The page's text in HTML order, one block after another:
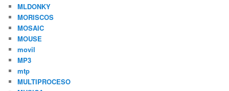
MLDONKY
MORISCOS
MOSAIC
MOUSE
movil
MP3
mtp
MULTIPROCESO